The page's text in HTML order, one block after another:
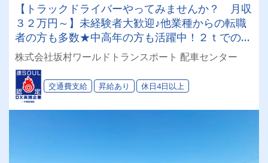
【トラックドライバーやってみませんか？ 月収
３２万円～】未経験者大歓迎♪他業種からの転職
者の方も多数★中高年の方も活躍中！２ｔでの配
送ドライバー募集中です！【働く時間やお休みも
ご相談下さい！】業績好調なため、新たに１名募
集中！詳細はお仕事内容へ♪
株式会社坂村ワールドトランスポート 配車センター
交通費支給 昇給あり 休日4日以上